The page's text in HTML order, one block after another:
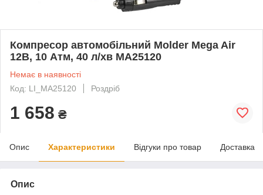
Компресор автомобільний Molder Mega Air
12В, 10 Атм, 40 л/хв MA25120
Немає в наявності
Код: LI_MA25120
Роздріб
1 658 ₴
Опис Характеристики Відгуки про товар Доставка
Опис